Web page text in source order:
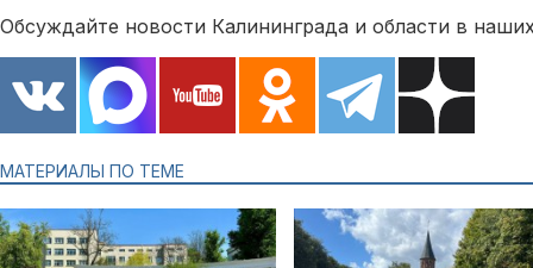
Обсуждайте новости Калининграда и области в
МАТЕРИАЛЫ ПО ТЕМЕ